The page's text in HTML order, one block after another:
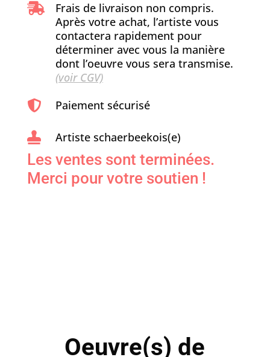

Frais de livraison non compris.
Après votre achat, l’artiste vous
contactera rapidement pour
déterminer avec vous la manière
dont l’oeuvre vous sera transmise.
(voir CGV)
 Paiement sécurisé
 Artiste schaerbeekois(e)
Les ventes sont terminées.
Merci pour votre soutien !
Oeuvre(s) de